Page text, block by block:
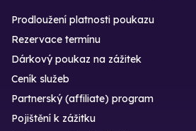
Prodloužení platnosti poukazu
Rezervace termínu
Dárkový poukaz na zážitek
Ceník služeb
Partnerský (affiliate) program
Pojištění k zážitku